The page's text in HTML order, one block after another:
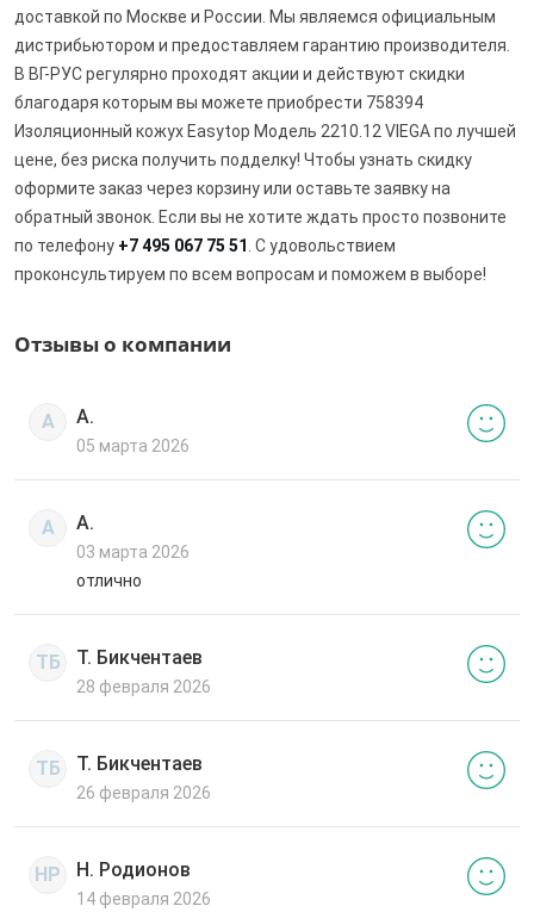
доставкой по Москве и России. Мы являемся официальным
дистрибьютором и предоставляем гарантию производителя.
В ВГ-РУС регулярно проходят акции и действуют скидки
благодаря которым вы можете приобрести 758394
Изоляционный кожух Easytop Модель 2210.12 VIEGA по лучшей
цене, без риска получить подделку! Чтобы узнать скидку
оформите заказ через корзину или оставьте заявку на
обратный звонок. Если вы не хотите ждать просто позвоните
по телефону +7 495 067 75 51 . С удовольствием
проконсультируем по всем вопросам и поможем в выборе!
Отзывы о компании
А А.
05 марта 2026
А А.
03 марта 2026
отлично
ТБ Т. Бикчентаев
28 февраля 2026
ТБ Т. Бикчентаев
26 февраля 2026
НР Н. Родионов
14 февраля 2026